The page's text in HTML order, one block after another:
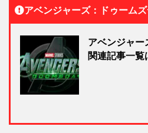
アベンジャーズ：ドゥームズ
アベンジャー
関連記事一覧